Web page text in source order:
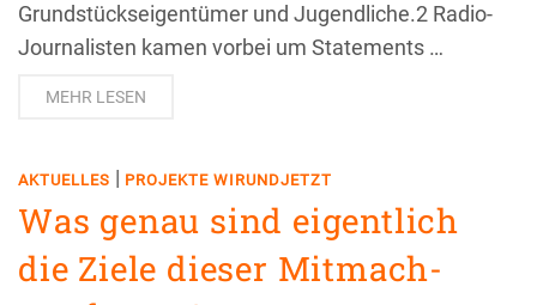
Grundstückseigentümer und Jugendliche.2 Radio-
Journalisten kamen vorbei um Statements …
MEHR LESEN
AKTUELLES | PROJEKTE WIRUNDJETZT
Was genau sind eigentlich
die Ziele dieser Mitmach-